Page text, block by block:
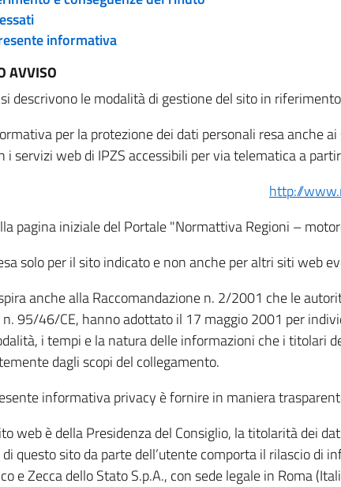
informativa
AVVISO
descrivono le modalità di gestione del sito in
per la protezione dei dati personali resa anche
i servizi web di IPZS accessibili per via telematica a
http://
pagina iniziale del Portale "Normattiva Regioni –
solo per il sito indicato e non anche per altri siti web
anche alla Raccomandazione n. 2/2001 che le
95/46/CE, hanno adottato il 17 maggio 2001 per
i tempi e la natura delle informazioni che i titolari
dagli scopi del collegamento.
informativa privacy è fornire in maniera
web è della Presidenza del Consiglio, la titolarità dei
questo sito da parte dell’utente comporta il rilascio
e Zecca dello Stato S.p.A., con sede legale in Roma